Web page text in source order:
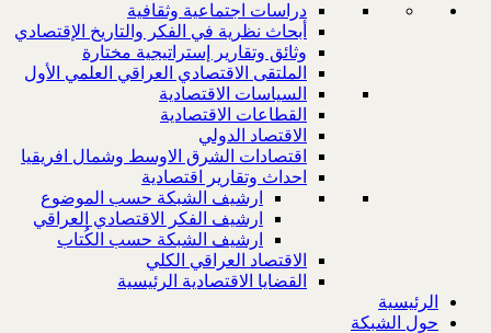
دراسات اجتماعية وثقافية
أبحاث نظرية في الفكر والتاريخ الإقتصادي
وثائق وتقارير إستراتيجية مختارة
الملتقى الاقتصادي العراقي العلمي الأول
السياسات الاقتصادية
القطاعات الاقتصادية
الاقتصاد الدولي
اقتصادات الشرق الاوسط وشمال افريقيا
احداث وتقارير اقتصادية
ارشيف الشبكة حسب الموضوع
ارشيف الفكر الاقتصادي العراقي
ارشيف الشبكة حسب الكُتاب
الاقتصاد العراقي الكلي
القضايا الاقتصادية الرئيسية
الرئيسية
حول الشبكة